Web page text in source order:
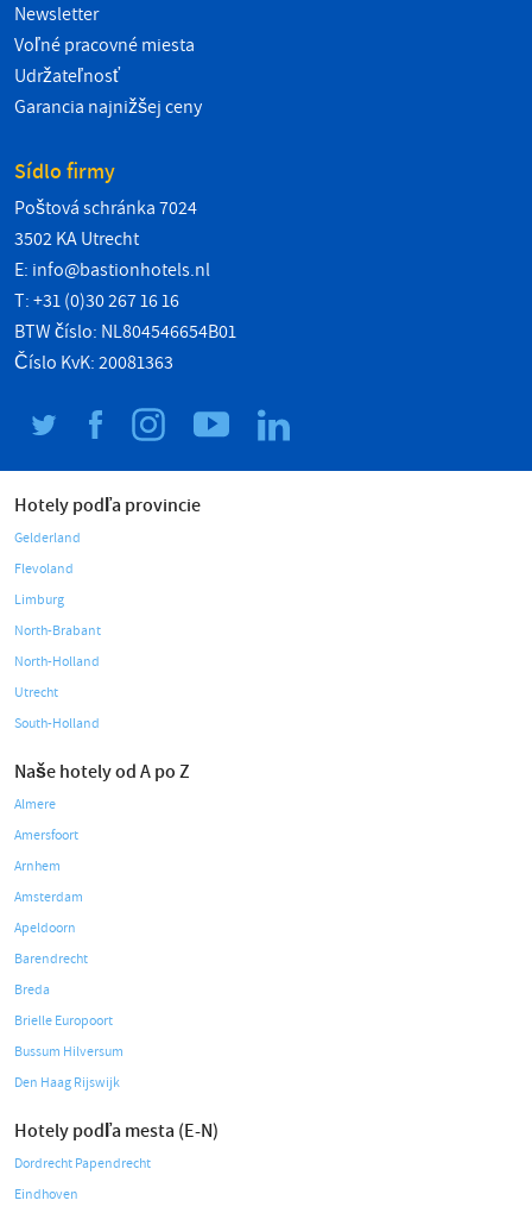
Newsletter
Voľné pracovné miesta
Udržateľnosť
Garancia najnižšej ceny
Sídlo firmy
Poštová schránka 7024
3502 KA Utrecht
E: info@bastionhotels.nl
T: +31 (0)30 267 16 16
BTW číslo: NL804546654B01
Číslo KvK: 20081363
Hotely podľa provincie
Gelderland
Flevoland
Limburg
North-Brabant
North-Holland
Utrecht
South-Holland
Naše hotely od A po Z
Almere
Amersfoort
Arnhem
Amsterdam
Apeldoorn
Barendrecht
Breda
Brielle Europoort
Bussum Hilversum
Den Haag Rijswijk
Hotely podľa mesta (E-N)
Dordrecht Papendrecht
Eindhoven